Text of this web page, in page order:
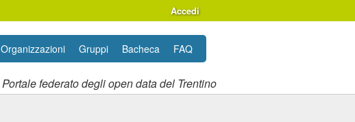
Accedi
Portale federato degli open data del Trentino
Organizzazioni Gruppi Bacheca FAQ